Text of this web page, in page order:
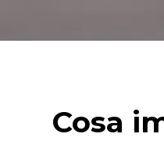
Cosa